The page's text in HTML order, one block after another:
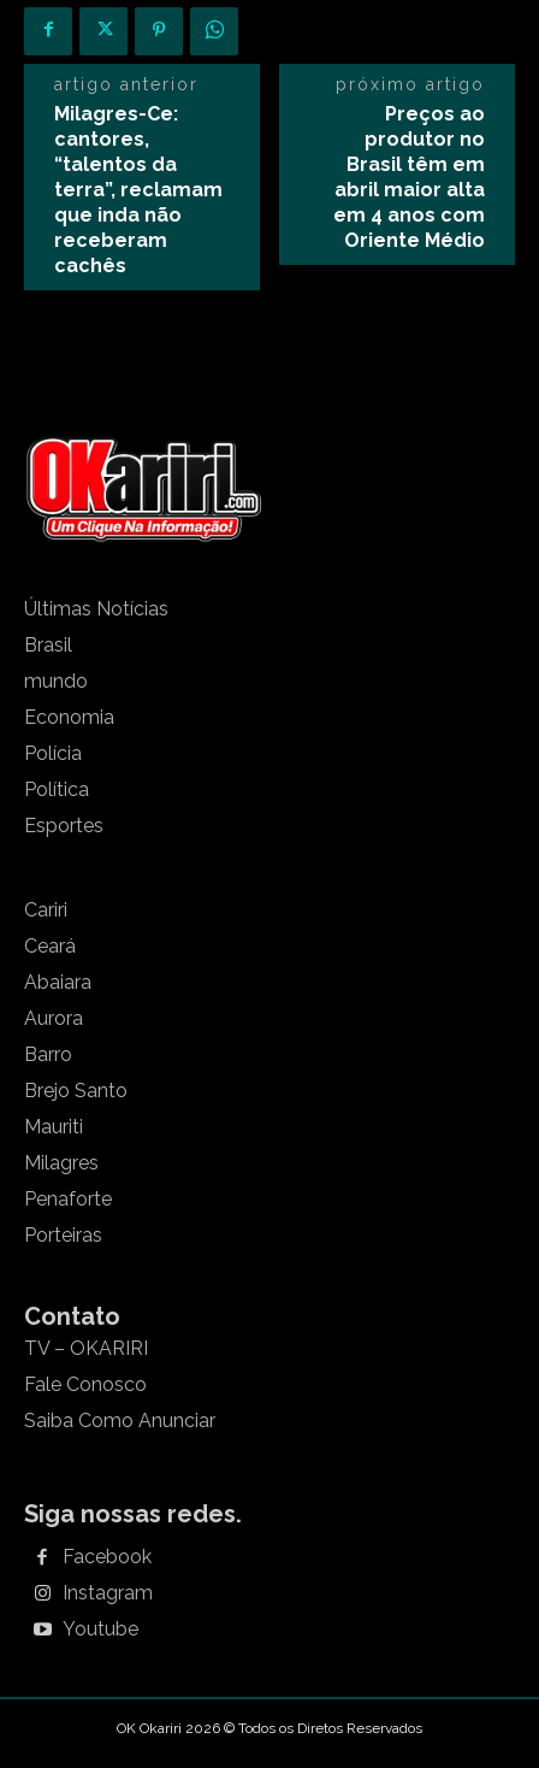
artigo anterior
Milagres-Ce:
cantores,
“talentos da
terra”, reclamam
que inda não
receberam
cachês
próximo artigo
Preços ao
produtor no
Brasil têm em
abril maior alta
em 4 anos com
Oriente Médio
Últimas Notícias
Brasil
mundo
Economia
Polícia
Política
Esportes
Cariri
Ceará
Abaiara
Aurora
Barro
Brejo Santo
Mauriti
Milagres
Penaforte
Porteiras
Contato
TV – OKARIRI
Fale Conosco
Saiba Como Anunciar
Siga nossas redes.
Facebook
Instagram
Youtube
OK Okariri 2026 © Todos os Diretos Reservados